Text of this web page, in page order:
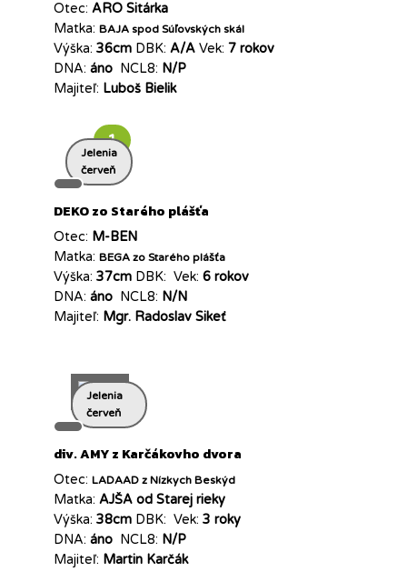
Otec: ARO Sitárka
Matka: BAJA spod Súľovských skál
Výška: 36cm DBK: A/A Vek: 7 rokov
DNA: áno NCL8: N/P
Majiteľ: Luboš Bielik
1
Jelenia
červeň
DEKO zo Starého plášťa
Otec: M-BEN
Matka: BEGA zo Starého plášťa
Výška: 37cm DBK: Vek: 6 rokov
DNA: áno NCL8: N/N
Majiteľ: Mgr. Radoslav Sikeť
Jelenia
červeň
div. AMY z Karčákovho dvora
Otec: LADAAD z Nízkych Beskýd
Matka: AJŠA od Starej rieky
Výška: 38cm DBK: Vek: 3 roky
DNA: áno NCL8: N/P
Majiteľ: Martin Karčák